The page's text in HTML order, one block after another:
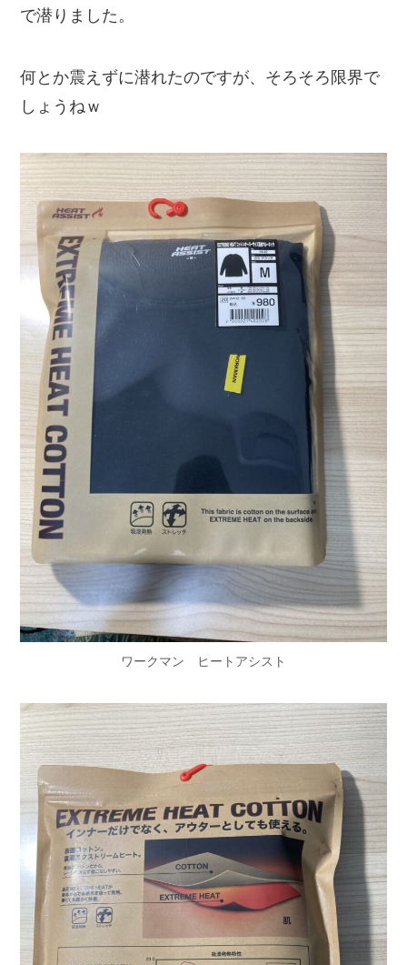
で潜りました。
何とか震えずに潜れたのですが、そろそろ限界で
しょうねｗ
ワークマン ヒートアシスト